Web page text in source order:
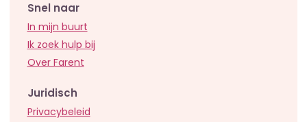
Snel naar
In mijn buurt
Ik zoek hulp bij
Over Farent
Juridisch
Privacybeleid